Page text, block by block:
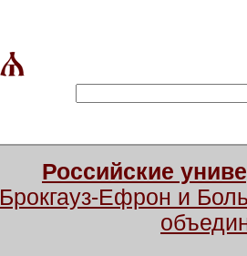
Российские
Брокгауз-Ефрон и